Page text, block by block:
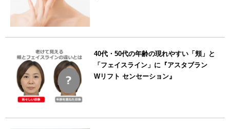
40代・50代の年齢の現れやすい「頬」と
「フェイスライン」に『アスタブラン
Wリフト センセーション』